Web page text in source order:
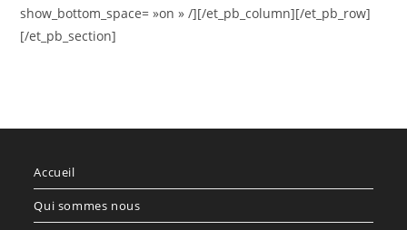
show_bottom_space= »on » /][/et_pb_column][/et_pb_row]
[/et_pb_section]
Accueil
Qui sommes nous